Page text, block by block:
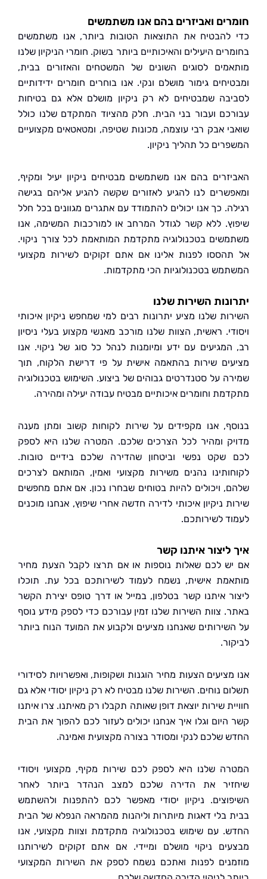
ואביזרים בהם אנו משתמשים
את התוצאות הטובות ביותר, אנו משתמשים
היעילים והאיכותיים ביותר בשוק. חומרי הניקיון שלנו
לסוגים השונים של המשטחים והאזורים בבית,
גימור מושלם ונקי. אנו בוחרים חומרים ידידותיים
שמבטיחים לא רק ניקיון מושלם אלא גם בטיחות
ועבור בני הבית. חלק מהציוד המתקדם שלנו כולל
אבק רבי עוצמה, מכונות שטיפה, ומטאטאים מקצועיים
כל תהליך ניקיון.
בהם אנו משתמשים מבטיחים ניקיון יעיל ומקיף,
לנו להגיע לאזורים שקשה להגיע אליהם בגישה
כך אנו יכולים להתמודד עם אתגרים מגוונים בכל חלל
ללא קשר לגודל המרחב או למורכבות המשימה, אנו
בטכנולוגיה מתקדמת המותאמת לכל צורך ניקוי.
לפנות אלינו אם אתם זקוקים לשירות מקצועי
בטכנולוגיות הכי מתקדמות.
השירות שלנו
שלנו מציע יתרונות רבים למי שמחפש ניקיון איכותי
ראשית, הצוות שלנו מורכב מאנשי מקצוע בעלי ניסיון
עם ידע ומיומנות לנהל כל סוג של ניקוי. אנו
שירות בהתאמה אישית על פי דרישת הלקוח, תוך
על סטנדרטים גבוהים של ביצוע. השימוש בטכנולוגיה
וחומרים איכותיים מבטיח עבודה יעילה ומהירה.
אנו מקפידים על שירות לקוחות קשוב ומתן מענה
ומהיר לכל הצרכים שלכם. המטרה שלנו היא לספק
שקט נפשי וביטחון שהדירה שלכם בידיים טובות.
נהנים משירות מקצועי ואמין, המותאם לצרכים
ויכולים להיות בטוחים שבחרו נכון. אם אתם מחפשים
ניקיון איכותי לדירה חדשה אחרי שיפוץ, אנחנו מוכנים
לשירותכם.
איתנו קשר
לכם שאלות נוספות או אם תרצו לקבל הצעת מחיר
אישית, נשמח לעמוד לשירותכם בכל עת. תוכלו
איתנו קשר בטלפון, במייל או דרך טופס יצירת הקשר
צוות השירות שלנו זמין עבורכם כדי לספק מידע נוסף
שאנחנו מציעים ולקבוע את המועד הנוח ביותר
הצעות מחיר הוגנות ושקופות, ואפשרויות לסידורי
נוחים. השירות שלנו מבטיח לא רק ניקיון יסודי אלא גם
שירות יוצאת דופן שאותה תקבלו רק מאיתנו. צרו איתנו
וגלו איך אנחנו יכולים לעזור לכם להפוך את הבית
שלכם לנקי ומסודר בצורה מקצועית ואמינה.
שלנו היא לספק לכם שירות מקיף, מקצועי ויסודי
את הדירה שלכם למצב הנהדר ביותר לאחר
ניקיון יסודי מאפשר לכם להתפנות ולהשתמש
בלי דאגות מיותרות וליהנות מהמראה הנפלא של הבית
עם שימוש בטכנולוגיה מתקדמת וצוות מקצועי, אנו
ניקוי מושלם ומיידי. אם אתם זקוקים לשירותנו
לפנות ואתכם נשמח לספק את השירות המקצועי